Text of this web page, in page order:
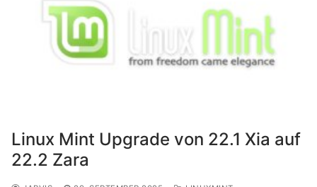
Linux Mint Upgrade von 22.1 Xia auf
22.2 Zara